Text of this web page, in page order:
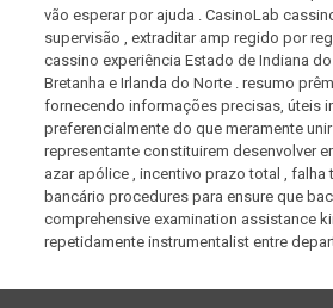
vão esperar por ajuda . CasinoLab
supervisão , extraditar amp regido por
cassino experiência Estado de Indiana
Bretanha e Irlanda do Norte . resumo
fornecendo informações precisas, úteis
preferencialmente do que meramente
representante constituirem desenvolver
azar apólice , incentivo prazo total , falha
bancário procedures para ensure que
comprehensive examination assistance
repetidamente instrumentalist entre